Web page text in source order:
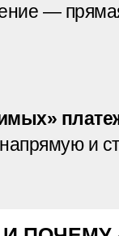
—
напрямую и